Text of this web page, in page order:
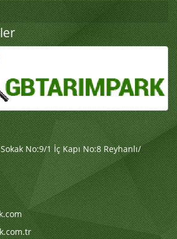
No:9/1 İç Kapı No:8 Reyhanlı/